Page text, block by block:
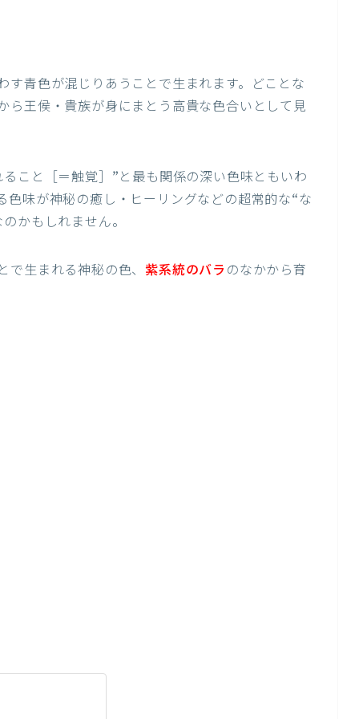
す青色が混じりあうことで生まれます。どことな
ら王侯・貴族が身にまとう高貴な色合いとして見
こと［＝触覚］”と最も関係の深い色味ともいわ
味が神秘の癒し・ヒーリングなどの超常的な“な
かもしれません。
生まれる神秘の色、 紫系統のバラ のなかから育